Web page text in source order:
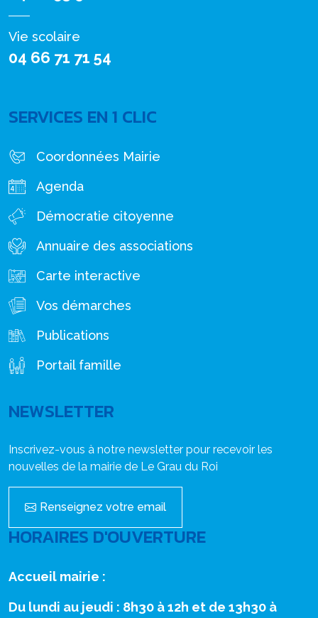
Vie scolaire
04 66 71 71 54
SERVICES EN 1 CLIC
Coordonnées Mairie
Agenda
Démocratie citoyenne
Annuaire des associations
Carte interactive
Vos démarches
Publications
Portail famille
NEWSLETTER
Inscrivez-vous à notre newsletter pour recevoir les
nouvelles de la mairie de Le Grau du Roi
Renseignez votre email
HORAIRES D'OUVERTURE
Accueil mairie :
Du lundi au jeudi : 8h30 à 12h et de 13h30 à